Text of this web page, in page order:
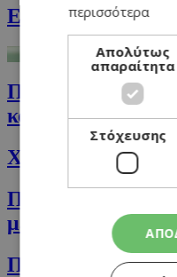
Εύγευστο pork
Παναρισμένα
κουμανταρίας
Xούμους με
Πικάντικη σαλάτα
μεξικάνικη
Παραδοσιακά
περισσότερα
Απολύτως
απαραίτητα
Στόχευσης